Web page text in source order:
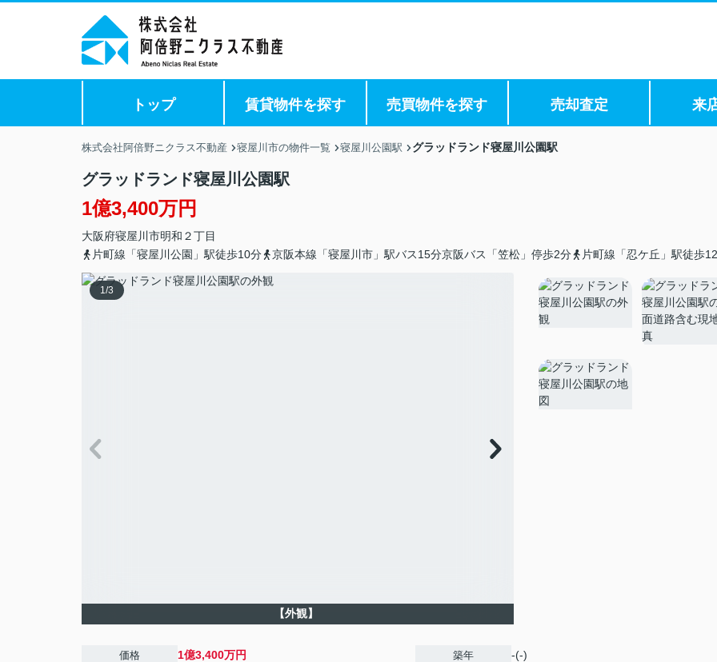
トップ 賃貸物件を探す 売買物件を探す 売却査定 来
株式会社阿倍野ニクラス不動産 寝屋川市の物件一覧 寝屋川公園駅 グラッドランド寝屋川公園駅
グラッドランド寝屋川公園駅
1億3,400万円
大阪府寝屋川市明和 ２丁目
片町線「寝屋川公園」駅徒歩10分
京阪本線「寝屋川市」駅バス15分京阪バス「笠松」停歩2分 片町線「忍ケ丘」駅徒歩
1/3
【外観】
価格 1億3,400万円 築年 -(-)